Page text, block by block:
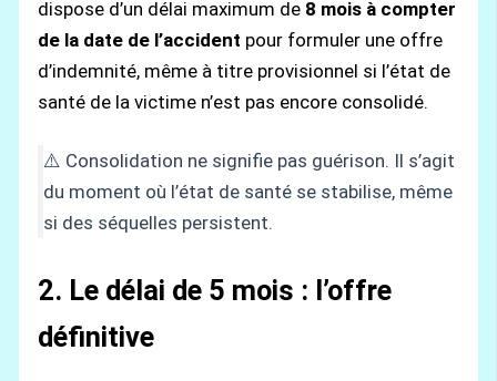
dispose d’un délai maximum de 8 mois à compter
de la date de l’accident pour formuler une offre
d’indemnité, même à titre provisionnel si l’état de
santé de la victime n’est pas encore consolidé.
⚠️ Consolidation ne signifie pas guérison. Il s’agit
du moment où l’état de santé se stabilise, même
si des séquelles persistent.
2. Le délai de 5 mois : l’offre
définitive